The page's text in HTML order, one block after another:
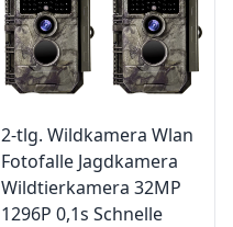
2-tlg. Wildkamera Wlan
Fotofalle Jagdkamera
Wildtierkamera 32MP
1296P 0,1s Schnelle